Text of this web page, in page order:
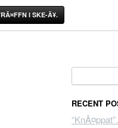
I SKE-Ã¥.
RECENT